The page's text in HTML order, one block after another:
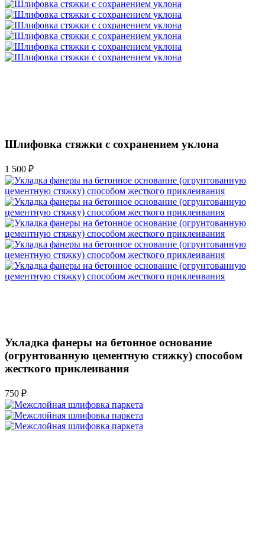
Шлифовка стяжки с сохранением уклона
1 500 ₽
Укладка фанеры на бетонное основание
(огрунтованную цементную стяжку) способом
жесткого приклеивания
750 ₽